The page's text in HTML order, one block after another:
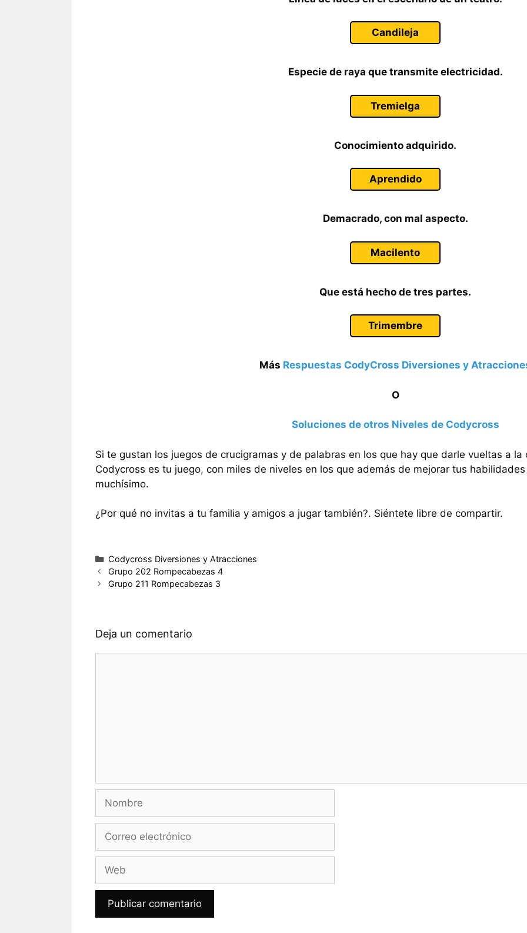
Candileja
Especie de raya que transmite electricidad.
Tremielga
Conocimiento adquirido.
Aprendido
Demacrado, con mal aspecto.
Macilento
Que está hecho de tres partes.
Trimembre
Más Respuestas CodyCross Diversiones y
O
Soluciones de otros Niveles de Codycross
Si te gustan los juegos de crucigramas y de palabras en los que hay que darle vueltas a
Codycross es tu juego, con miles de niveles en los que además de mejorar tus
muchísimo.
¿Por qué no invitas a tu familia y amigos a jugar también?. Siéntete libre de compartir.
Categorías
Codycross Diversiones y Atracciones
Grupo 202 Rompecabezas 4
Grupo 211 Rompecabezas 3
Deja un comentario
Nombre
Correo
Web